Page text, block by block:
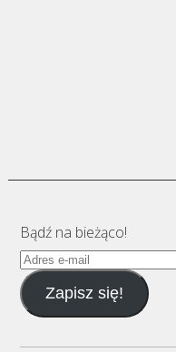
Bądź na bieżąco!
Adres
e-
mailZapisz się!